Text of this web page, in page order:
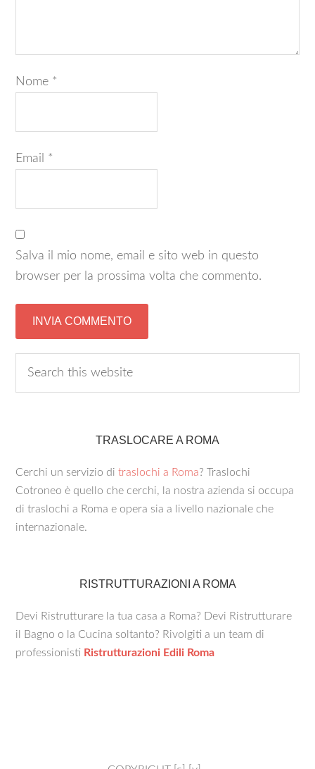
Nome *
Email *
Salva il mio nome, email e sito web in questo
browser per la prossima volta che commento.
TRASLOCARE A ROMA
Cerchi un servizio ditraslochi a Roma? Traslochi
Cotroneo è quello che cerchi, la nostra azienda si occupa
di traslochi a Roma e opera sia a livello nazionale che
internazionale.
RISTRUTTURAZIONI A ROMA
Devi Ristrutturare la tua casa a Roma? Devi Ristrutturare
il Bagno o la Cucina soltanto? Rivolgiti a un team di
professionisti Ristrutturazioni Edili Roma